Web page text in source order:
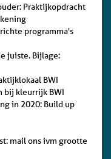
Praktijkopdracht
programma's
juiste. Bijlage:
BWI
bij kleurrijk BWI
in 2020: Build up
mail ons ivm grootte